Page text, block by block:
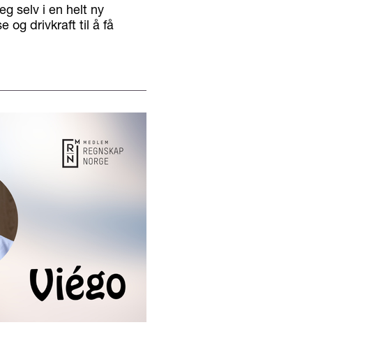
selv i en helt ny
og drivkraft til å få